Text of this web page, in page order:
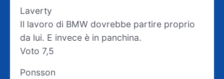
Laverty
Il lavoro di BMW dovrebbe partire proprio
da lui. E invece è in panchina.
Voto 7,5
Ponsson